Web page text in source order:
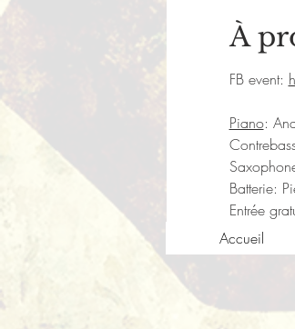
À
FB event:
Piano:
Batterie:
Entrée
Accueil